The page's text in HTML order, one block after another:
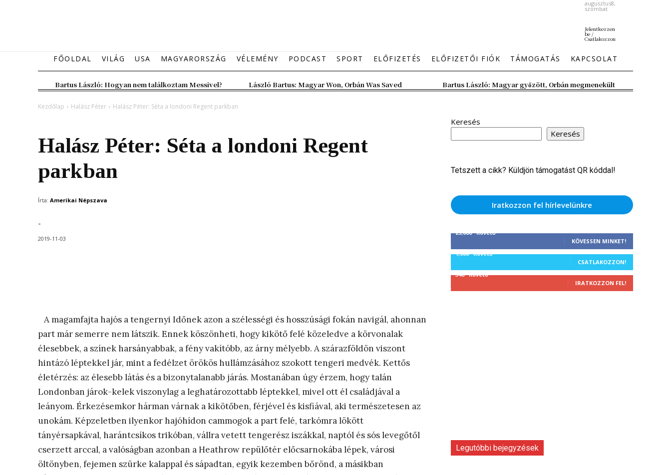
augusztus8,
szombat
Jelentkezzen
be /
Csatlakozzon
FŐOLDAL VILÁG USA MAGYARORSZÁG VÉLEMÉNY PODCAST SPORT ELŐFIZETÉS ELŐFIZETŐI FIÓK TÁMOGATÁS KAPCSOLAT
Bartus László: Hogyan nem találkoztam Messivel? László Bartus: Magyar Won, Orbán Was Saved Bartus László: Magyar győzött, Orbán megmenekült
Kezdőlap Halász Péter Halász Péter: Séta a londoni Regent parkban
Halász Péter: Séta a londoni Regent
parkban
Írta: Amerikai Népszava
-
2019-11-03
A magamfajta hajós a tengernyi Időnek azon a szélességi és hosszúsági fokán navigál, ahonnan
part már semerre nem látszik. Ennek köszönheti, hogy kikötő felé közeledve a körvonalak
élesebbek, a színek harsányabbak, a fény vakítóbb, az árny mélyebb. A szárazföldön viszont
hintázó léptekkel jár, mint a fedélzet örökös hullámzásához szokott tengeri medvék. Kettős
életérzés: az élesebb látás és a bizonytalanabb járás. Mostanában úgy érzem, hogy talán
Londonban járok-kelek viszonylag a leghatározottabb léptekkel, mivel ott él családjával a
leányom. Érkezésemkor hárman várnak a kikötőben, férjével és kisfiával, aki természetesen az
unokám. Képzeletben ilyenkor hajóhídon cammogok a part felé, tarkómra lökött
tányérsapkával, harántcsíkos trikóban, vállra vetett tengerész iszákkal, naptól és sós levegőtől
cserzett arccal, a valóságban azonban a Heathrow repülőtér előcsarnokába lépek, városi
öltönyben, fejemen szürke kalappal és sápadtan, egyik kezemben bőrönd, a másikban
Keresés
Keresés
Tetszett a cikk? Küldjön támogatást QR kóddal!
Iratkozzon fel hírlevelünkre
25,000 Követő
KÖVESSEN MINKET!
1,000 Követő
CSATLAKOZZON!
340 Követő
IRATKOZZON FEL!
Legutóbbi bejegyzések